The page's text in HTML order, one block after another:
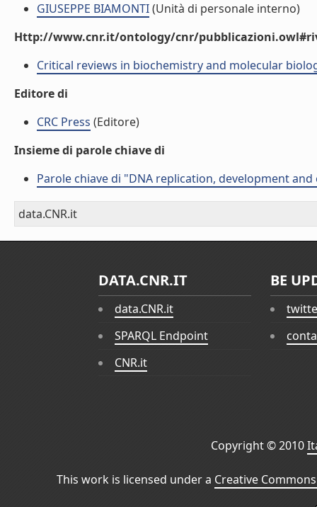
GIUSEPPE BIAMONTI(Unità di personale interno)
Http://www.cnr.it/ontology/cnr/
Critical reviews in biochemistry and molecular
Editore di
CRC Press (Editore)
Insieme di parole chiave di
Parole chiave di "DNA replication, development
data.CNR.it
DATA.CNR.IT
data.CNR.it
SPARQL Endpoint
CNR.it
BE
Copyright © 2010
This work is licensed under a Creative